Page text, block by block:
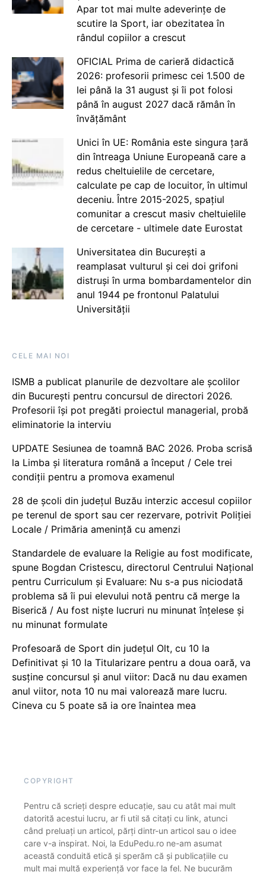
Apar tot mai multe adeverințe de
scutire la Sport, iar obezitatea în
rândul copiilor a crescut
OFICIAL Prima de carieră didactică
2026: profesorii primesc cei 1.500 de
lei până la 31 august și îi pot folosi
până în august 2027 dacă rămân în
învățământ
Unici în UE: România este singura țară
din întreaga Uniune Europeană care a
redus cheltuielile de cercetare,
calculate pe cap de locuitor, în ultimul
deceniu. Între 2015-2025, spațiul
comunitar a crescut masiv cheltuielile
de cercetare - ultimele date Eurostat
Universitatea din București a
reamplasat vulturul și cei doi grifoni
distruși în urma bombardamentelor din
anul 1944 pe frontonul Palatului
Universității
CELE MAI NOI
ISMB a publicat planurile de dezvoltare ale școlilor
din București pentru concursul de directori 2026.
Profesorii își pot pregăti proiectul managerial, probă
eliminatorie la interviu
UPDATE Sesiunea de toamnă BAC 2026. Proba scrisă
la Limba și literatura română a început / Cele trei
condiții pentru a promova examenul
28 de școli din județul Buzău interzic accesul copiilor
pe terenul de sport sau cer rezervare, potrivit Poliției
Locale / Primăria amenință cu amenzi
Standardele de evaluare la Religie au fost modificate,
spune Bogdan Cristescu, directorul Centrului Național
pentru Curriculum și Evaluare: Nu s-a pus niciodată
problema să îi pui elevului notă pentru că merge la
Biserică / Au fost niște lucruri nu minunat înțelese și
nu minunat formulate
Profesoară de Sport din județul Olt, cu 10 la
Definitivat și 10 la Titularizare pentru a doua oară, va
susține concursul și anul viitor: Dacă nu dau examen
anul viitor, nota 10 nu mai valorează mare lucru.
Cineva cu 5 poate să ia ore înaintea mea
COPYRIGHT
Pentru că scrieți despre educație, sau cu atât mai mult
datorită acestui lucru, ar fi util să citați cu link, atunci
când preluați un articol, părți dintr-un articol sau o idee
care v-a inspirat. Noi, la EduPedu.ro ne-am asumat
această conduită etică și sperăm că și publicațiile cu
mult mai multă experiență vor face la fel. Ne bucurăm